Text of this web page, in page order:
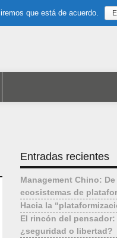
Entradas recientes
Management Chino:
ecosistemas de
Hacia la
El rincón del
¿seguridad o libertad?
que está de acuerdo.